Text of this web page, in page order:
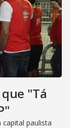
"Tá
paulista